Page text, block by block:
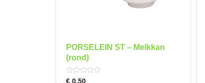
PORSELEIN ST – Melkkan
(rond)
Rated
€ 0,50